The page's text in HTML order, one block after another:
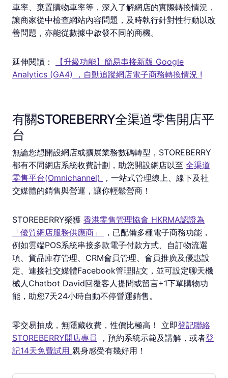
車率、棄置購物車率等，深入了解網店的實際轉換情況，
讓商家從中檢查網站內容問題，及時執行針對性行動以改
善問題，亦能從數據中啟發不同的商機。
延伸閱讀：
【升級功能】簡易串接新版 Google
Analytics (GA4) ，自動追蹤網店電子商務轉換情況 !
有關STOREBERRY全渠道零售開店平
台
無論您想開設網店或擴展業務數碼轉型，STOREBERRY
都有不同網店系統收費計劃，助您開設網店以至 全渠道
零售平台(Omnichannel)
，一站式管理線上、線下及社
交媒體的銷售與營運，讓你輕鬆營商！
STOREBERRY榮獲 香港零售管理協會 HKRMA認證為
「優質網店服務供應商」
，已配備多種電子商務功能，
例如雲端POS系統串接多款電子付款方式、自訂物流選
項、貨品庫存管理、CRM會員管理、會員推廣及優惠設
定、連接社交媒體Facebook管理貼文，並可設定聊天機
械人Chatbot David回覆客人提問或留言+1下單購物功
能，助您7天24小時自動不停營運銷售。
零交易抽成，無隱藏收費，性價比極高！ 立即登記聯絡
STOREBERRY開店專員 ，預約系統示範及講解，或者登
記14天免費試用 親身感受有幾好用！